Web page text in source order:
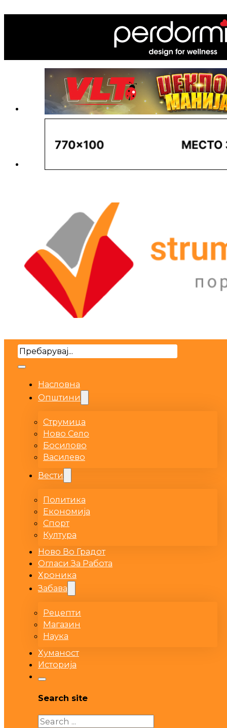
Search
Насловна
Општини
Струмица
Ново Село
Босилово
Василево
Вести
Политика
Економија
Спорт
Култура
Ново Во Градот
Огласи За Работа
Хроника
Забава
Рецепти
Магазин
Наука
Хуманост
Историја
Search site
Search